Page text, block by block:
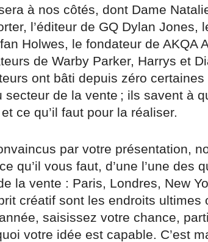
à nos côtés, dont Dame
l’éditeur de GQ Dylan Jones,
Holwes, le fondateur de AKQA
de Warby Parker, Harrys et
ont bâti depuis zéro
secteur de la vente ; ils savent à
ce qu’il faut pour la réaliser.
par votre présentation,
qu’il vous faut, d’une l’une des
la vente : Paris, Londres, New
créatif sont les endroits ultimes
saisissez votre chance,
votre idée est capable. C’est